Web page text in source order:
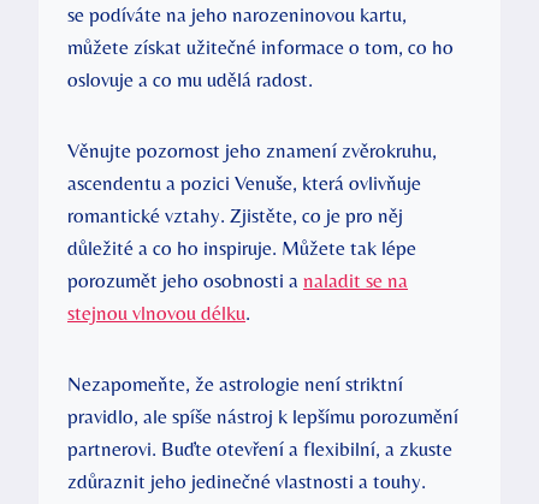
se podíváte na jeho narozeninovou kartu,
můžete získat užitečné informace o tom, co ho
oslovuje a co mu udělá radost.
Věnujte pozornost jeho znamení zvěrokruhu,
ascendentu a pozici Venuše, která ovlivňuje
romantické vztahy. Zjistěte, co je pro něj
důležité a co ho inspiruje. Můžete tak lépe
porozumět jeho osobnosti a naladit se na
stejnou vlnovou délku.
Nezapomeňte, že astrologie není striktní
pravidlo, ale spíše nástroj k lepšímu porozumění
partnerovi. Buďte otevření a flexibilní, a zkuste
zdůraznit jeho jedinečné vlastnosti a touhy.